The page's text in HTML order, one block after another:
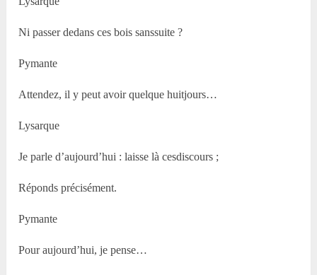
Ni passer dedans ces bois sanssuite ?
Pymante
Attendez, il y peut avoir quelque huitjours…
Lysarque
Je parle d’aujourd’hui : laisse là cesdiscours ;
Réponds précisément.
Pymante
Pour aujourd’hui, je pense…